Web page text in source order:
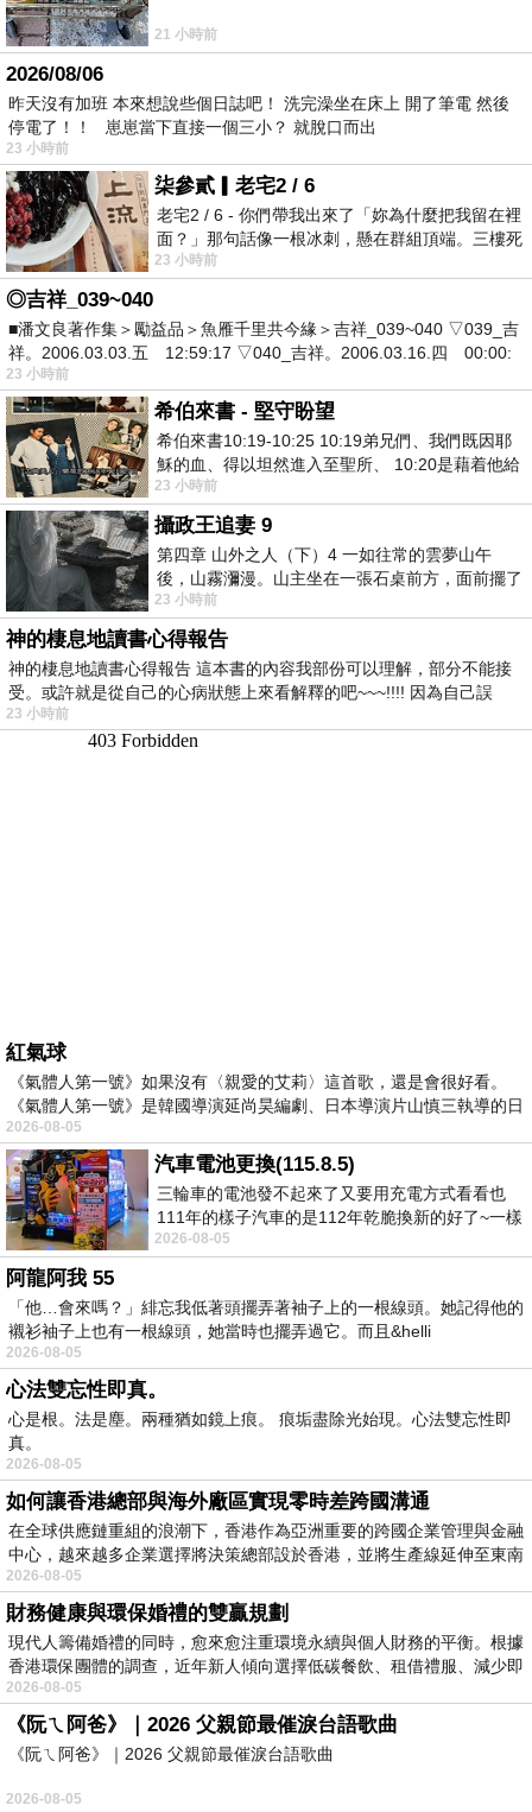
21 小時前
2026/08/06
昨天沒有加班 本來想說些個日誌吧！ 洗完澡坐在床上 開了筆電 然後
停電了！！ 崽崽當下直接一個三小？ 就脫口而出
23 小時前
柒參貳▎老宅2 / 6
老宅2 / 6 - 你們帶我出來了「妳為什麼把我留在裡
面？」那句話像一根冰刺，懸在群組頂端。三樓死
死盯著照片裡的人。那個人確實站在
23 小時前
◎吉祥_039~040
■潘文良著作集＞勵益品＞魚雁千里共今緣＞吉祥_039~040 ▽039_吉
祥。2006.03.03.五 12:59:17 ▽040_吉祥。2006.03.16.四 00:00:
23 小時前
希伯來書 - 堅守盼望
希伯來書10:19-10:25 10:19弟兄們、我們既因耶
穌的血、得以坦然進入至聖所、 10:20是藉着他給
我們開了一條又新又活的路從幔子經過
23 小時前
攝政王追妻 9
第四章 山外之人（下）4 一如往常的雲夢山午
後，山霧瀰漫。山主坐在一張石桌前方，面前擺了
一盤未下完的棋盤，還有一壺茶與兩只冒
23 小時前
神的棲息地讀書心得報告
神的棲息地讀書心得報告 這本書的內容我部份可以理解，部分不能接
受。或許就是從自己的心病狀態上來看解釋的吧~~~!!!! 因為自己誤
23 小時前
紅氣球
《氣體人第一號》如果沒有〈親愛的艾莉〉這首歌，還是會很好看。
《氣體人第一號》是韓國導演延尚昊編劇、日本導演片山慎三執導的日
2026-08-05
汽車電池更換(115.8.5)
三輪車的電池發不起來了又要用充電方式看看也
111年的樣子汽車的是112年乾脆換新的好了~一樣
在阿炮電池買的漲了一百多塊吧
2026-08-05
阿龍阿我 55
「他…會來嗎？」緋忘我低著頭擺弄著袖子上的一根線頭。她記得他的
襯衫袖子上也有一根線頭，她當時也擺弄過它。而且&helli
2026-08-05
心法雙忘性即真。
心是根。法是塵。兩種猶如鏡上痕。 痕垢盡除光始現。心法雙忘性即
真。
2026-08-05
如何讓香港總部與海外廠區實現零時差跨國溝通
在全球供應鏈重組的浪潮下，香港作為亞洲重要的跨國企業管理與金融
中心，越來越多企業選擇將決策總部設於香港，並將生產線延伸至東南
2026-08-05
財務健康與環保婚禮的雙贏規劃
現代人籌備婚禮的同時，愈來愈注重環境永續與個人財務的平衡。根據
香港環保團體的調查，近年新人傾向選擇低碳餐飲、租借禮服、減少即
2026-08-05
《阮ㄟ阿爸》｜2026 父親節最催淚台語歌曲
《阮ㄟ阿爸》｜2026 父親節最催淚台語歌曲
2026-08-05